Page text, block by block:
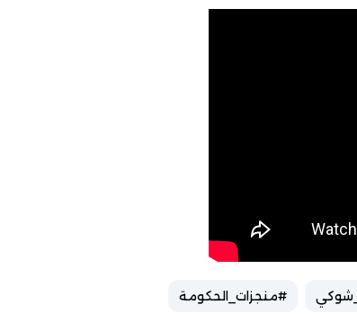
#منجزات_الحكومة